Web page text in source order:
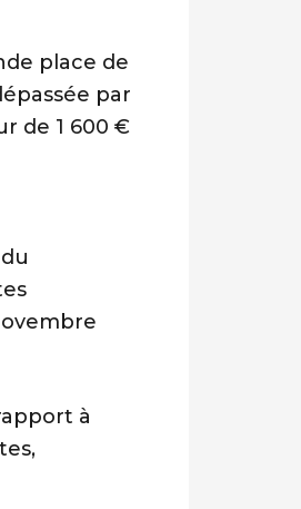
place de
par
de 1 600 €
à